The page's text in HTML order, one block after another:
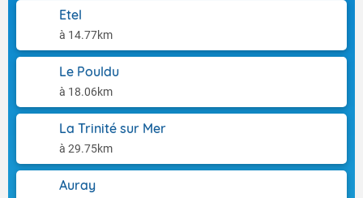
Etel
à 14.77km
Le Pouldu
à 18.06km
La Trinité sur Mer
à 29.75km
Auray